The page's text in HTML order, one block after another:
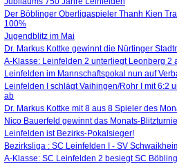
Der Böblinger Oberligaspieler Thanh Kien
100%
Jugendblitz im Mai
Dr. Markus Kottke gewinnt die Nürtinger
A-Klasse: Leinfelden 2 unterliegt Leonberg 2
Leinfelden im Mannschaftspokal nun auf
Leinfelden I schlägt Vaihingen/Rohr I mit 6:2
ab
Dr. Markus Kottke mit 8 aus 8 Spieler des
Nico Bauerfeld gewinnt das Monats-
Leinfelden ist Bezirks-Pokalsieger!
Bezirksliga : SC Leinfelden I - SV
A-Klasse: SC Leinfelden 2 besiegt SC